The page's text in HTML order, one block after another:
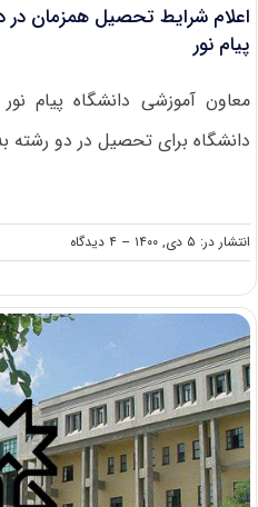
اعلام شرایط تحصیل همزمان در
پیام نور
معاون آموزشی دانشگاه پیام
دانشگاه برای تحصیل در دو
انتشار در: ۵ دی, ۱۴۰۰ -- ۴ دیدگاه
on
اعلام
تحصیل
همزمان
رشته
کارشناسی
ارشد
دانشگاه
پیام
نور